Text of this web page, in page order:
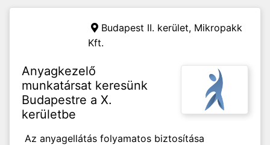
Budapest II. kerület, Mikropakk
Kft.
Anyagkezelő
munkatársat keresünk
Budapestre a X.
kerületbe
Az anyagellátás folyamatos biztosítása